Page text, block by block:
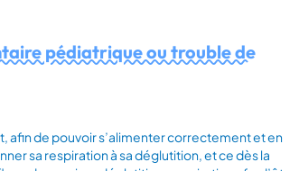
pédiatrique ou trouble de
afin de pouvoir s’alimenter correctement et en
sa respiration à sa déglutition, et ce dès la